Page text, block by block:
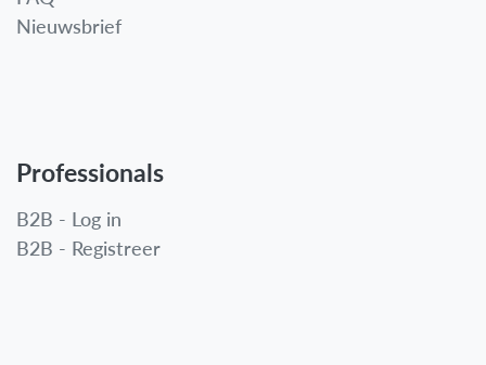
Nieuwsbrief
Professionals
B2B - Log in
B2B - Registreer